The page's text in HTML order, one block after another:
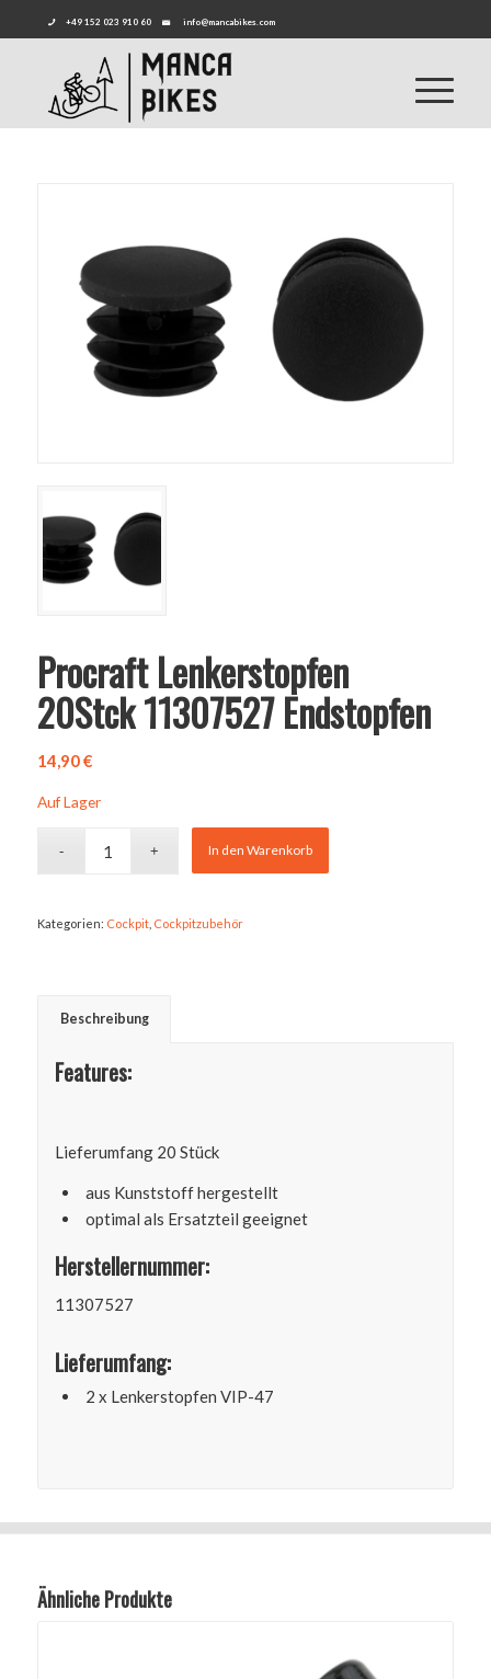
+49 152 023 910 60 info@mancabikes.com
Procraft Lenkerstopfen
20Stck 11307527 Endstopfen
14,90€
Auf Lager
In den Warenkorb
Kategorien: Cockpit, Cockpitzubehör
Beschreibung
Features:
Lieferumfang 20 Stück
aus Kunststoff hergestellt
optimal als Ersatzteil geeignet
Herstellernummer:
11307527
Lieferumfang:
2 x Lenkerstopfen VIP-47
Ähnliche Produkte